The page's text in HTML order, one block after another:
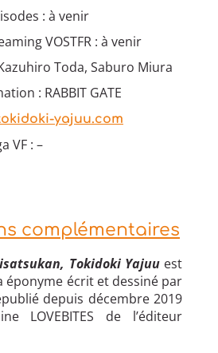
: à venir
VOSTFR : à venir
Toda, Saburo Miura
: RABBIT GATE
yajuu.com
VF : –
complémentaires
Tokidoki Yajuu est
éponyme écrit et dessiné par
depuis décembre 2019
LOVEBITES de l’éditeur